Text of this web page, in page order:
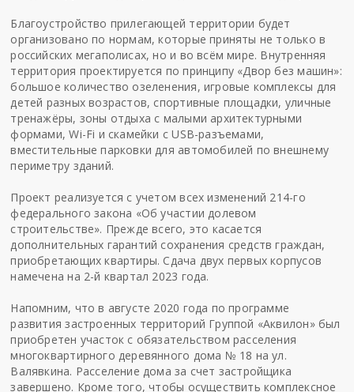
Благоустройство прилегающей территории будет
организовано по нормам, которые приняты не только в
российских мегаполисах, но и во всём мире. Внутренняя
территория проектируется по принципу «Двор без машин»:
большое количество озеленения, игровые комплексы для
детей разных возрастов, спортивные площадки, уличные
тренажёры, зоны отдыха с малыми архитектурными
формами, Wi-Fi и скамейки с USB-разъемами,
вместительные парковки для автомобилей по внешнему
периметру зданий.
Проект реализуется с учетом всех изменений 214-го
федерального закона «Об участии долевом
строительстве». Прежде всего, это касается
дополнительных гарантий сохранения средств граждан,
приобретающих квартиры. Сдача двух первых корпусов
намечена на 2-й квартал 2023 года.
Напомним, что в августе 2020 года по программе
развития застроенных территорий Группой «Аквилон» был
приобретен участок с обязательством расселения
многоквартирного деревянного дома № 18 на ул.
Валявкина. Расселение дома за счет застройщика
завершено. Кроме того, чтобы осуществить комплексное